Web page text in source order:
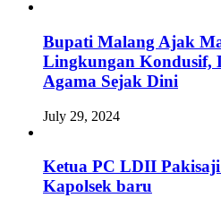
Bupati Malang Ajak
Lingkungan Kondusif,
Agama Sejak Dini
July 29, 2024
Ketua PC LDII
Kapolsek baru